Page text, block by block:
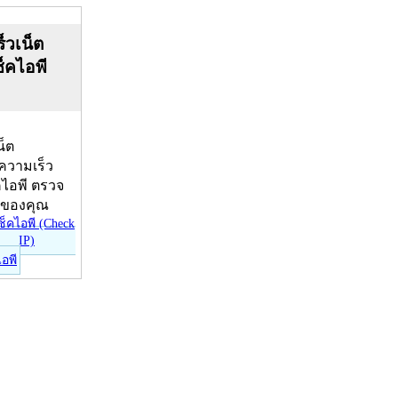
วเน็ต
คไอพี
ต
วามเร็ว
อพี ตรวจ
ของคุณ
อพี